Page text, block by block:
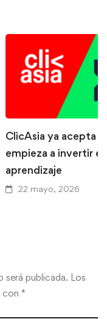
ClicAsia ya acepta
empieza a invertir
aprendizaje
22 mayo, 2026
publicada. Los
con *